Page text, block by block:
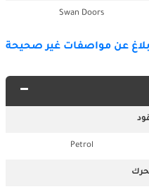
Swan Doors
عن مواصفات غير صحيحة
Petrol